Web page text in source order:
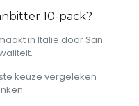
10-pack?
in Italië door San
keuze vergeleken